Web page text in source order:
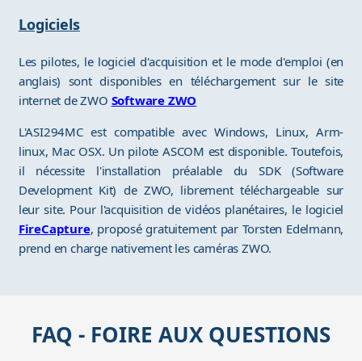
Logiciels
Les pilotes, le logiciel d'acquisition et le mode d'emploi (en
anglais) sont disponibles en téléchargement sur le site
internet de ZWO Software ZWO
L'ASI294MC est compatible avec Windows, Linux, Arm-
linux, Mac OSX. Un pilote ASCOM est disponible. Toutefois,
il nécessite l'installation préalable du SDK (Software
Development Kit) de ZWO, librement téléchargeable sur
leur site. Pour l'acquisition de vidéos planétaires, le logiciel
FireCapture, proposé gratuitement par Torsten Edelmann,
prend en charge nativement les caméras ZWO.
FAQ - FOIRE AUX QUESTIONS